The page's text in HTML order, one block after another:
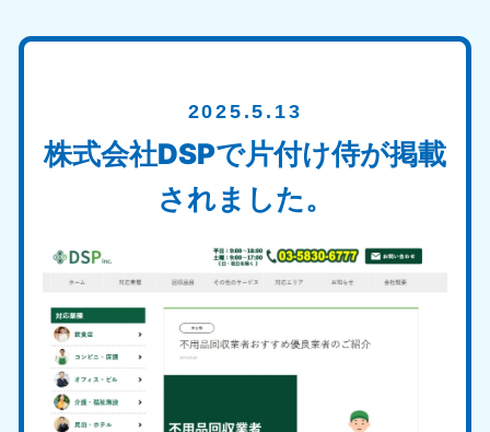
2025.5.13
株式会社DSPで片付け侍が掲載
されました。